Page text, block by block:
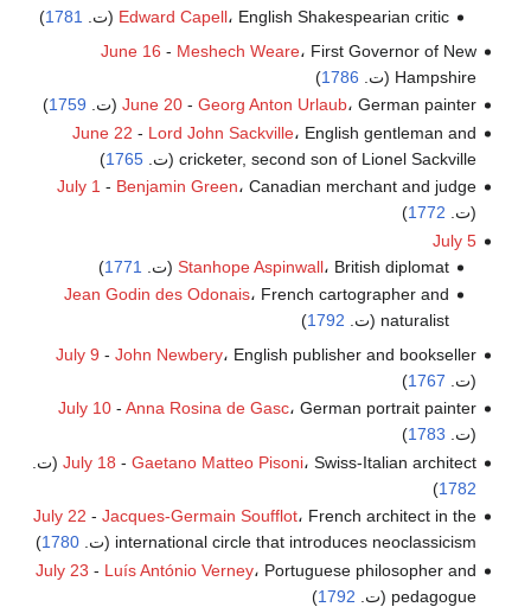
Edward Capell، English Shakespearian critic (ت. 1781
)
June 16 - Meshech Weare، First Governor of New
Hampshire (ت.
1786
)
June 20- Georg Anton Urlaub، German painter (ت. 1759
)
June 22 - Lord John Sackville، English gentleman and
cricketer, second son of Lionel Sackville (ت.
1765
)
July 1 - Benjamin Green، Canadian merchant and judge
(ت. 1772
)
July 5
Stanhope Aspinwall، British diplomat (ت. 1771
)
Jean Godin des Odonais، French cartographer and
naturalist (ت.
1792
)
July 9 - John Newbery، English publisher and bookseller
(ت. 1767
)
July 10- Anna Rosina de Gasc، German portrait painter
(ت. 1783
)
July 18 - Gaetano Matteo Pisoni، Swiss-Italian architect (ت.
1782
)
July 22 - Jacques-Germain Soufflot، French architect in the
international circle that introduces neoclassicism (ت.
1780
)
July 23 - Luís António Verney، Portuguese philosopher and
pedagogue (ت.
1792
)